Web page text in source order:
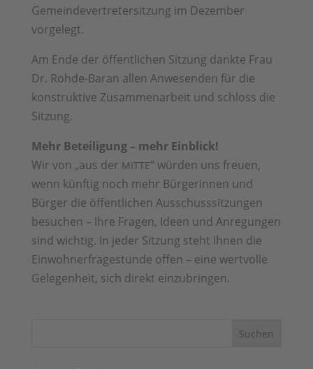
Gemeindevertretersitzung im Dezember
vorgelegt.
Am Ende der öffentlichen Sitzung dankte Frau
Dr. Rohde-Baran allen Anwesenden für die
konstruktive Zusammenarbeit und schloss die
Sitzung.
Mehr Beteiligung – mehr Einblick!
Wir von „aus der MITTE“ würden uns freuen,
wenn künftig noch mehr Bürgerinnen und
Bürger die öffentlichen Ausschusssitzungen
besuchen – Ihre Fragen, Ideen und Anregungen
sind wichtig. In jeder Sitzung steht Ihnen die
Einwohnerfragestunde offen – eine wertvolle
Gelegenheit, sich direkt einzubringen.